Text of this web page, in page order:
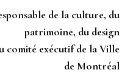
de la culture, du
patrimoine, du design
comité exécutif de la Ville
de Montréal